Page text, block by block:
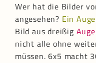
Wer hat die Bilder
angesehen? Ein
Bild aus dreißig
nicht alle ohne
müssen. 6x5 macht